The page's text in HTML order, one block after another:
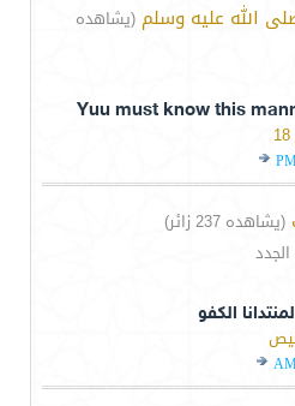
الله عليه وسلم (يشاهده
Yuu must know this
(يشاهده 237 زائر)
الكفو